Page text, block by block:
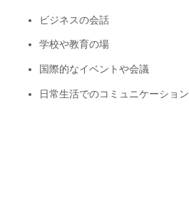
ビジネスの会話
学校や教育の場
国際的なイベントや会議
日常生活でのコミュニケーション